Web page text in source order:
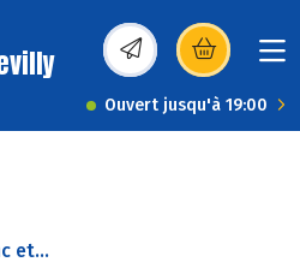
(s’ouvre dans une
Ouvert jusqu'à 19:00
et...